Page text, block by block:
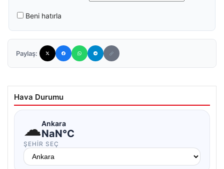
Beni hatırla
Paylaş:
Hava Durumu
☁Ankara
NaN°C
ŞEHIR SEÇ